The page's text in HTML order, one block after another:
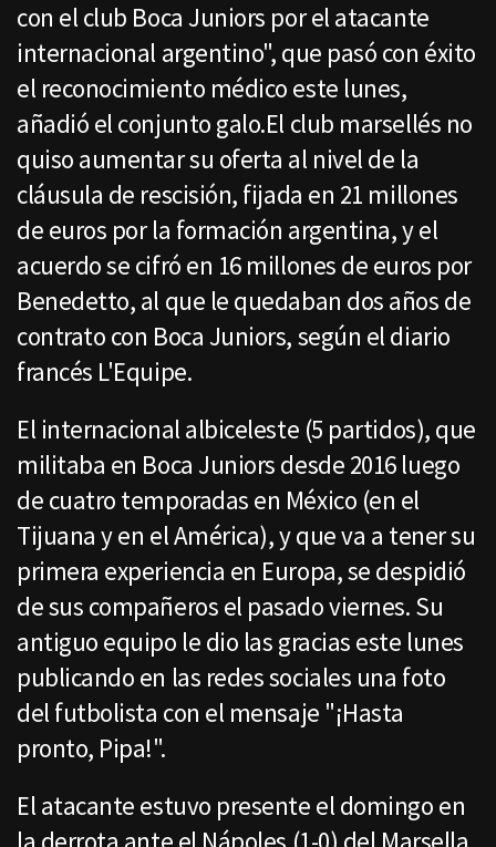
con el club Boca Juniors por el atacante
internacional argentino", que pasó con éxito
el reconocimiento médico este lunes,
añadió el conjunto galo.El club marsellés no
quiso aumentar su oferta al nivel de la
cláusula de rescisión, fijada en 21 millones
de euros por la formación argentina, y el
acuerdo se cifró en 16 millones de euros por
Benedetto, al que le quedaban dos años de
contrato con Boca Juniors, según el diario
francés L'Equipe.
El internacional albiceleste (5 partidos), que
militaba en Boca Juniors desde 2016 luego
de cuatro temporadas en México (en el
Tijuana y en el América), y que va a tener su
primera experiencia en Europa, se despidió
de sus compañeros el pasado viernes. Su
antiguo equipo le dio las gracias este lunes
publicando en las redes sociales una foto
del futbolista con el mensaje "¡Hasta
pronto, Pipa!".
El atacante estuvo presente el domingo en